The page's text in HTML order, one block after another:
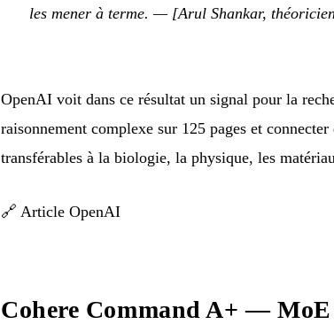
les mener à terme. — [Arul Shankar,
OpenAI voit dans ce résultat un signal pour la
raisonnement complexe sur 125 pages et
transférables à la biologie, la physique, les
🔗 Article OpenAI
Cohere Command A+ —